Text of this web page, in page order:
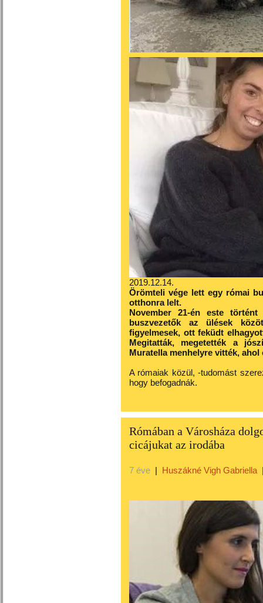
2019.12.14.
Örömteli vége lett egy római
otthonra lelt.
November 21-én este
buszvezetők az ülések
figyelmesek, ott feküdt
Megitatták, megetették a
Muratella menhelyre vitték,
A rómaiak közül, -tudomást
hogy befogadnák.
Rómában a Városháza
cicájukat az irodába
7 éve | Huszákné Vigh Gabriella